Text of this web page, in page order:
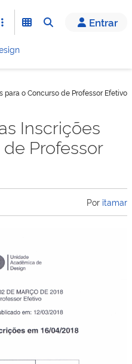
Entrar
o Concurso de Professor Efetivo
Inscrições
Professor
Por itamar